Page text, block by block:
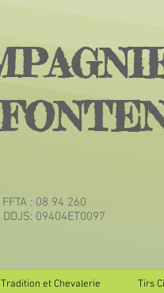
: 08 94 260
09404ET0097
Tradition et Chevalerie Tirs